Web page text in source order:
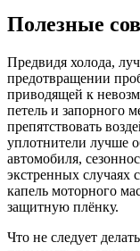
Полезные
Предвидя холода,
предотвращении
приводящей к
петель и запорного
препятствовать
уплотнители лучше
автомобиля,
экстренных случаях
капель моторного
защитную плёнку.
Что не следует